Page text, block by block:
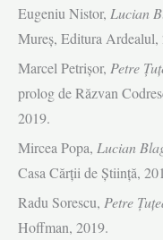
Eugeniu Nistor, Lucian
Mureş, Editura Ardealul,
Marcel Petrişor, Petre
prolog de Răzvan
2019.
Mircea Popa, Lucian
Casa Cărţii de Ştiinţă,
Radu Sorescu, Petre
Hoffman, 2019.